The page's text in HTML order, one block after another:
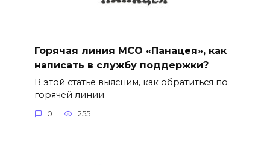
Горячая линия МСО «Панацея», как
написать в службу поддержки?
В этой статье выясним, как обратиться по
горячей линии
0 255